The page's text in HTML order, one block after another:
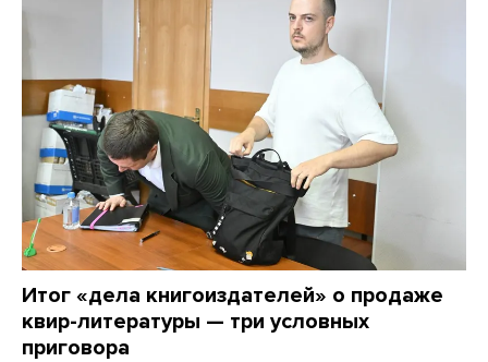
Итог «дела книгоиздателей» о продаже
квир-литературы — три условных
приговора